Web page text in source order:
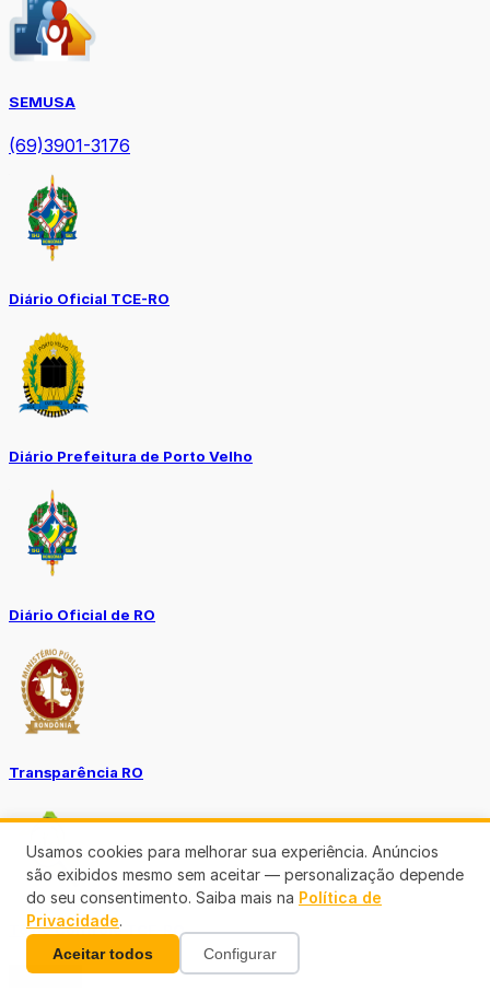
SEMUSA
(69)3901-3176
Diário Oficial TCE-RO
Diário Prefeitura de Porto Velho
Diário Oficial de RO
Transparência RO
Tô no Controle TCE-RO
Ver mais
Usamos cookies para melhorar sua experiência. Anúncios
são exibidos mesmo sem aceitar — personalização depende
do seu consentimento. Saiba mais na Política de
Privacidade.
Aceitar todos Configurar